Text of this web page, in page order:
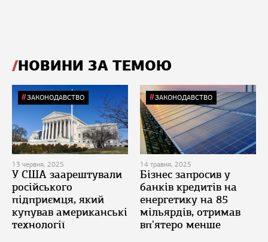
НОВИНИ ЗА ТЕМОЮ
ЗАКОНОДАВСТВО
13 червня, 2025
У США заарештували
російського
підприємця, який
купував американські
технології
ЗАКОНОДАВСТВО
14 травня, 2025
Бізнес запросив у
банків кредитів на
енергетику на 85
мільярдів, отримав
вп'ятеро менше